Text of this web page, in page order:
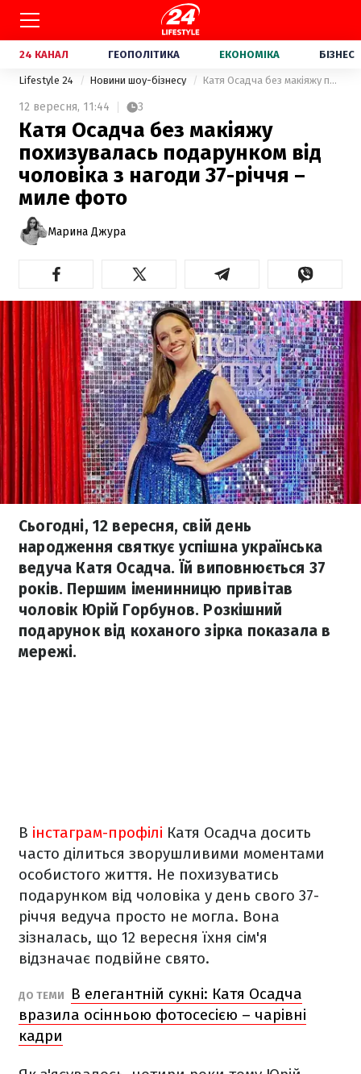
24 КАНАЛ ГЕОПОЛІТИКА ЕКОНОМІКА БІЗНЕС
Lifestyle 24 Новини шоу-бізнесу Катя Осадча без макіяжу похизувалась подарунком від чоловіка з нагоди 37-річчя – миле фото
12 вересня, 11:44 3
Катя Осадча без макіяжу
похизувалась подарунком від
чоловіка з нагоди 37-річчя –
миле фото
Марина Джура
Сьогодні, 12 вересня, свій день
народження святкує успішна українська
ведуча Катя Осадча. Їй виповнюється 37
років. Першим іменинницю привітав
чоловік Юрій Горбунов. Розкішний
подарунок від коханого зірка показала в
мережі.
В інстаграм-профілі Катя Осадча досить
часто ділиться зворушливими моментами
особистого життя. Не похизуватись
подарунком від чоловіка у день свого 37-
річчя ведуча просто не могла. Вона
зізналась, що 12 вересня їхня сім'я
відзначає подвійне свято.
ДО ТЕМИ
В елегантній сукні: Катя Осадча
вразила осінньою фотосесією – чарівні
кадри